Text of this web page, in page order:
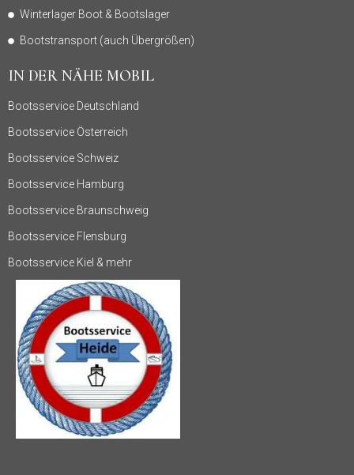
Winterlager Boot & Bootslager
Bootstransport (auch Übergrößen)
IN DER NÄHE MOBIL
Bootsservice Deutschland
Bootsservice Österreich
Bootsservice Schweiz
Bootsservice Hamburg
Bootsservice Braunschweig
Bootsservice Flensburg
Bootsservice Kiel & mehr